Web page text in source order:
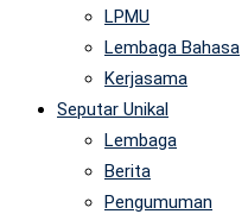
LPMU
Lembaga Bahasa
Kerjasama
Seputar Unikal
Lembaga
Berita
Pengumuman